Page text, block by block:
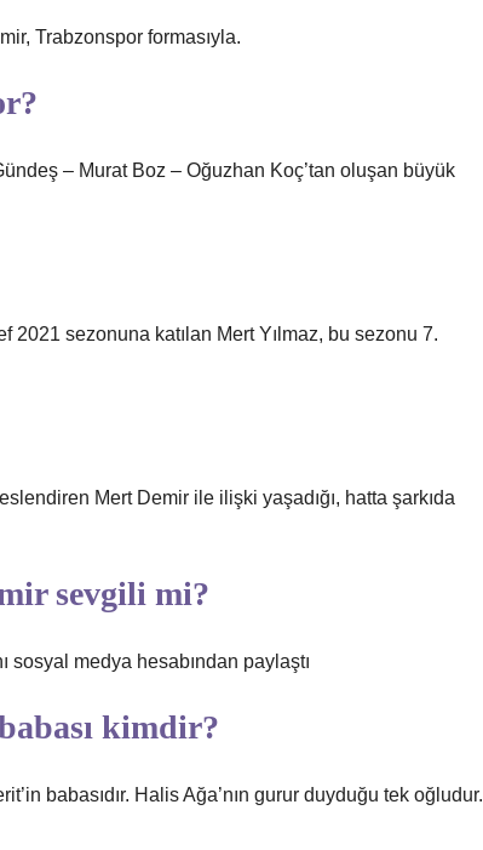
Trabzonspor formasıyla.
– Murat Boz – Oğuzhan Koç’tan oluşan büyük
2021 sezonuna katılan Mert Yılmaz, bu sezonu 7.
Mert Demir ile ilişki yaşadığı, hatta şarkıda
sevgili mi?
sosyal medya hesabından paylaştı
kimdir?
babasıdır. Halis Ağa’nın gurur duyduğu tek oğludur.